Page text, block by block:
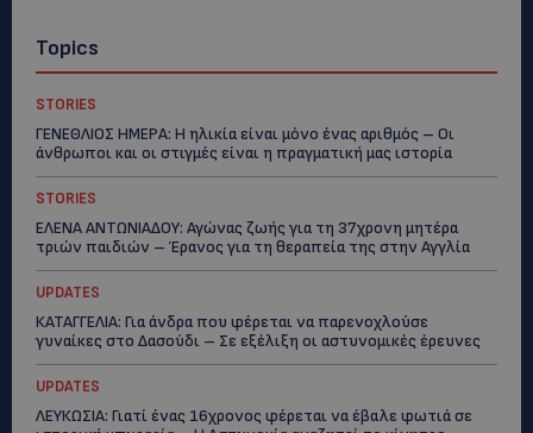
Topics
STORIES
ΓΕΝΕΘΛΙΟΣ ΗΜΕΡΑ: Η ηλικία είναι μόνο ένας αριθμός – Οι
άνθρωποι και οι στιγμές είναι η πραγματική μας ιστορία
STORIES
ΕΛΕΝΑ ΑΝΤΩΝΙΑΔΟΥ: Αγώνας ζωής για τη 37χρονη μητέρα
τριών παιδιών – Έρανος για τη θεραπεία της στην Αγγλία
UPDATES
ΚΑΤΑΓΓΕΛΙΑ: Για άνδρα που φέρεται να παρενοχλούσε
γυναίκες στο Δασούδι – Σε εξέλιξη οι αστυνομικές έρευνες
UPDATES
ΛΕΥΚΩΣΙΑ: Γιατί ένας 16χρονος φέρεται να έβαλε φωτιά σε